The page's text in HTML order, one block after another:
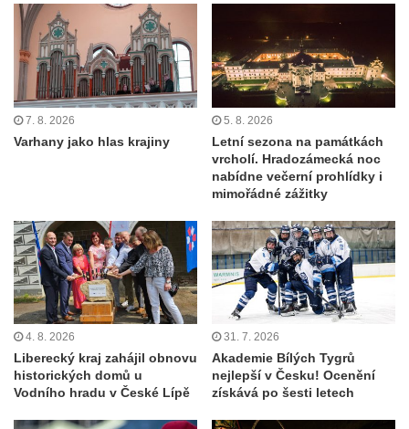
7. 8. 2026
Varhany jako hlas krajiny
5. 8. 2026
Letní sezona na památkách
vrcholí. Hradozámecká noc
nabídne večerní prohlídky i
mimořádné zážitky
4. 8. 2026
Liberecký kraj zahájil obnovu
historických domů u
Vodního hradu v České Lípě
31. 7. 2026
Akademie Bílých Tygrů
nejlepší v Česku! Ocenění
získává po šesti letech